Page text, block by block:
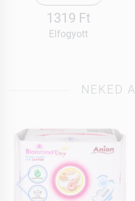
1319 Ft
Elfogyott
NEKED